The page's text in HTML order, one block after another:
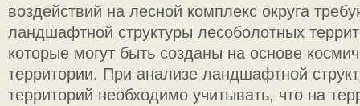
воздействий на лесной комплекс округа
ландшафтной структуры лесоболотных
которые могут быть созданы на основе
территории. При анализе ландшафтной
территорий необходимо учитывать, что на